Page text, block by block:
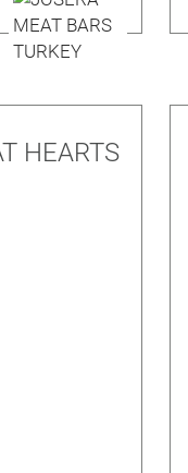
HEARTS